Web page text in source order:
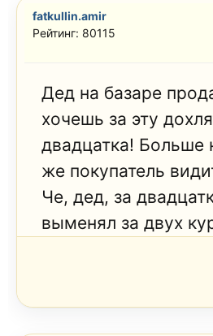
fatkullin.amir
Рейтинг: 80115
Дед на базаре
хочешь за эту
двадцатка!
же покупатель
Че, дед, за
выменял за двух